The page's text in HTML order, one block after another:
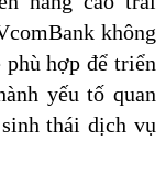
không
phù hợp để triển
yếu tố quan
thái dịch vụ